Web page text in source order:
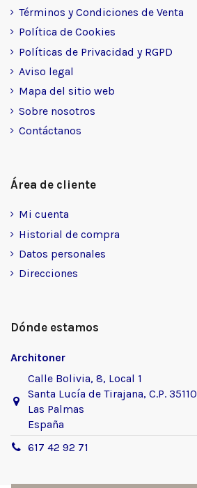
Términos y Condiciones de Venta
Política de Cookies
Políticas de Privacidad y RGPD
Aviso legal
Mapa del sitio web
Sobre nosotros
Contáctanos
Área de cliente
Mi cuenta
Historial de compra
Datos personales
Direcciones
Dónde estamos
Architoner
Calle Bolivia, 8, Local 1
Santa Lucía de Tirajana, C.P. 35110
Las Palmas
España
617 42 92 71